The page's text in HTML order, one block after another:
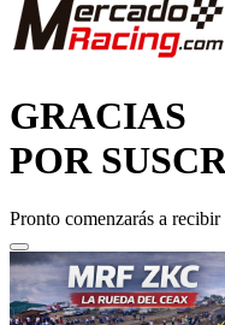
GRACIAS
POR
Pronto comenzarás a recibir